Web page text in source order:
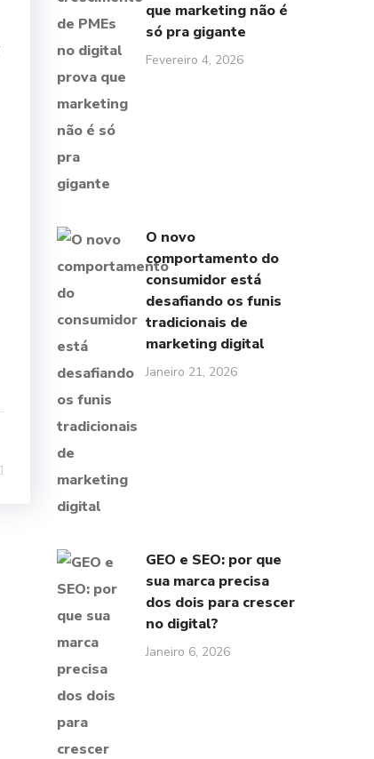
que marketing não é
só pra gigante
Fevereiro 4, 2026
O novo
comportamento do
consumidor está
desafiando os funis
tradicionais de
marketing digital
Janeiro 21, 2026
GEO e SEO: por que
sua marca precisa
dos dois para crescer
no digital?
Janeiro 6, 2026